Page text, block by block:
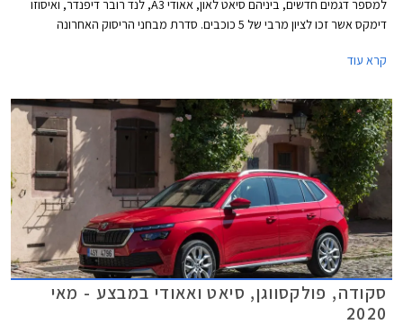
למספר דגמים חדשים, ביניהם סיאט לאון, אאודי A3, לנד רובר דיפנדר, ואיסוזו
דימקס אשר זכו לציון מרבי של 5 כוכבים. סדרת מבחני הריסוק האחרונה
דרישות הבטיחות העומדות בפני היצרנים.
קרא עוד
סקודה, פולקסווגן, סיאט ואאודי במבצע - מאי
2020